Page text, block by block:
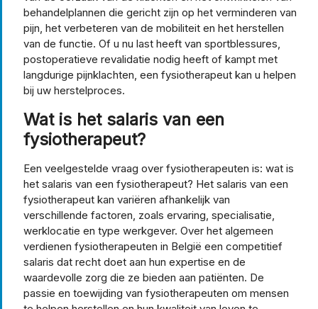
behandelplannen die gericht zijn op het verminderen van
pijn, het verbeteren van de mobiliteit en het herstellen
van de functie. Of u nu last heeft van sportblessures,
postoperatieve revalidatie nodig heeft of kampt met
langdurige pijnklachten, een fysiotherapeut kan u helpen
bij uw herstelproces.
Wat is het salaris van een
fysiotherapeut?
Een veelgestelde vraag over fysiotherapeuten is: wat is
het salaris van een fysiotherapeut? Het salaris van een
fysiotherapeut kan variëren afhankelijk van
verschillende factoren, zoals ervaring, specialisatie,
werklocatie en type werkgever. Over het algemeen
verdienen fysiotherapeuten in België een competitief
salaris dat recht doet aan hun expertise en de
waardevolle zorg die ze bieden aan patiënten. De
passie en toewijding van fysiotherapeuten om mensen